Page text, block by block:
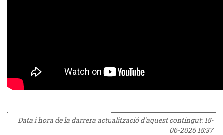
Data i hora de la darrera actualització d'aquest contingut:15-
06-2026 15:37